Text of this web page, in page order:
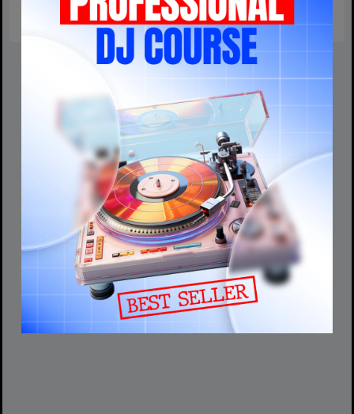
Sản phẩm cùng phân khúc